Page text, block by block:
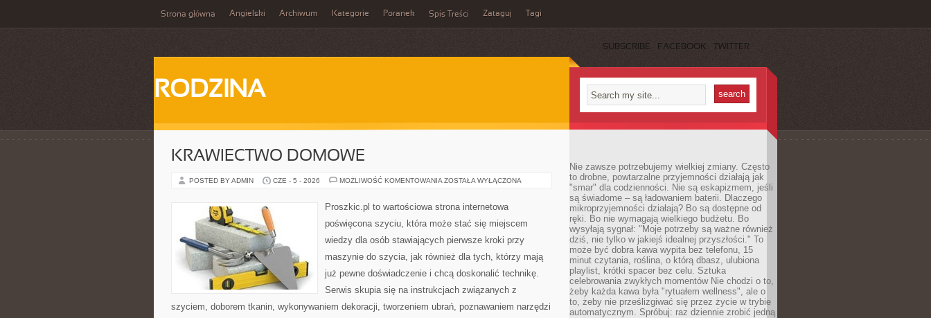
Strona główna Angielski Archiwum Kategorie Poranek Spis Treści Zataguj Tagi
SUBSCRIBE FACEBOOK TWITTER
RODZINA
KRAWIECTWO DOMOWE
POSTED BY ADMIN CZE - 5 - 2026 MOŻLIWOŚĆ KOMENTOWANIA KRAWIECTWO
ZOSTAŁA WYŁĄCZONA
Proszkic.pl to wartościowa strona internetowa
poświęcona szyciu, która może stać się miejscem
wiedzy dla osób stawiających pierwsze kroki przy
maszynie do szycia, jak również dla tych, którzy mają
już pewne doświadczenie i chcą doskonalić technikę.
Serwis skupia się na instrukcjach związanych z
szyciem, doborem tkanin, wykonywaniem dekoracji, tworzeniem ubrań, poznawaniem narzędzi
Nie zawsze potrzebujemy wielkiej zmiany. Często
to drobne, powtarzalne przyjemności działają jak
"smar" dla codzienności. Nie są eskapizmem, jeśli
są świadome – są ładowaniem baterii. Dlaczego
mikroprzyjemności działają? Bo są dostępne od
ręki. Bo nie wymagają wielkiego budżetu. Bo
wysyłają sygnał: "Moje potrzeby są ważne również
dziś, nie tylko w jakiejś idealnej przyszłości." To
może być dobra kawa wypita bez telefonu, 15
minut czytania, roślina, o którą dbasz, ulubiona
playlist, krótki spacer bez celu. Sztuka
celebrowania zwykłych momentów Nie chodzi o to,
żeby każda kawa była "rytuałem wellness", ale o
to, żeby nie prześlizgiwać się przez życie w trybie
automatycznym. Spróbuj: raz dziennie zrobić jedną